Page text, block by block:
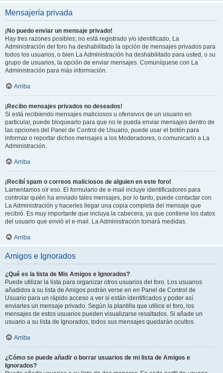
Mensajería privada
¡No puedo enviar un mensaje privado!
Hay tres razones posibles; no está registrado y/o identificado, La
Administración del foro ha deshabilitado la opción de mensajes privados para
todos los usuarios, o bien La Administración ha deshabilitado para usted, o su
grupo de usuarios, la opción de enviar mensajes. Comuníquese con La
Administración para más información.
Arriba
¡Recibo mensajes privados no deseados!
Si está recibiendo mensajes maliciosos u ofensivos de un usuario en
particular, puede bloquearlo para que no le pueda enviar mensajes dentro de
las opciones del Panel de Control de Usuario, puede usar el botón para
informar o reportar dichos mensajes a los Moderadores, o comunicarlo a La
Administración.
Arriba
¡Recibí spam o correos maliciosos de alguien en este foro!
Lamentamos oír eso. El formulario de e-mail incluye identificadores para
controlar quién ha enviado tales mensajes, por lo tanto, puede contactar con
La Administración y hacerles llegar una copia completa del mensaje que
recibió. Es muy importante que incluya la cabecera, ya que contiene los datos
del usuario que envió el e-mail. La Administración tomará medidas.
Arriba
Amigos e Ignorados
¿Qué es la lista de Mis Amigos e Ignorados?
Puede utilizar la lista para organizar otros usuarios del foro. Los usuarios
añadidos a su lista de Amigos podrán verse en en Panel de Control de
Usuario para un rápido acceso a ver si están identificados y poder así
enviarles un mensaje privado. Según la plantilla que utilice el foro, los
mensajes de estos usuarios pueden visualizarse resaltados. Si añade un
usuario a su lista de Ignorados, todos sus mensajes quedarán ocultos.
Arriba
¿Cómo se puede añadir o borrar usuarios de mi lista de Amigos e
Ignorados?